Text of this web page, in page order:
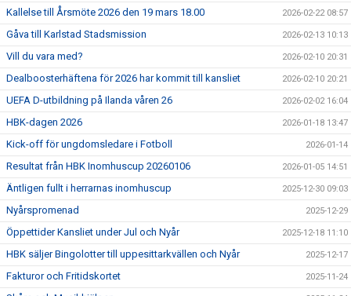
Kallelse till Årsmöte 2026 den 19 mars 18.00 2026-02-22 08:57
Gåva till Karlstad Stadsmission 2026-02-13 10:13
Vill du vara med? 2026-02-10 20:31
Dealboosterhäftena för 2026 har kommit till kansliet 2026-02-10 20:21
UEFA D-utbildning på Ilanda våren 26 2026-02-02 16:04
HBK-dagen 2026 2026-01-18 13:47
Kick-off för ungdomsledare i Fotboll 2026-01-14
Resultat från HBK Inomhuscup 20260106 2026-01-05 14:51
Äntligen fullt i herrarnas inomhuscup 2025-12-30 09:03
Nyårspromenad 2025-12-29
Öppettider Kansliet under Jul och Nyår 2025-12-18 11:10
HBK säljer Bingolotter till uppesittarkvällen och Nyår 2025-12-17
Fakturor och Fritidskortet 2025-11-24